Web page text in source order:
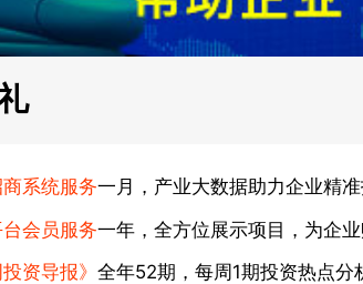
系统服务一月，产业大数据助力企业精
会员服务一年，全方位展示项目，为企
资导报》 全年52期，每周1期投资热点分